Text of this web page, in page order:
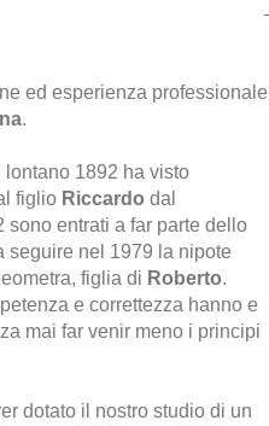
ed esperienza
.
lontano 1892 ha visto
figlio Riccardo dal
sono entrati a far parte dello
seguire nel 1979 la nipote
figlia di Roberto.
e correttezza hanno e
mai far venir meno i principi
dotato il nostro studio di un